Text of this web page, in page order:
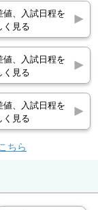
クボタ、
京セラ、三
本通運、良
ホールデ
コモ、ソニ
菱自動車工
村田製作
保険 他
値、入試日程を
く見る
値、入試日程を
く見る
値、入試日程を
く見る
ちら